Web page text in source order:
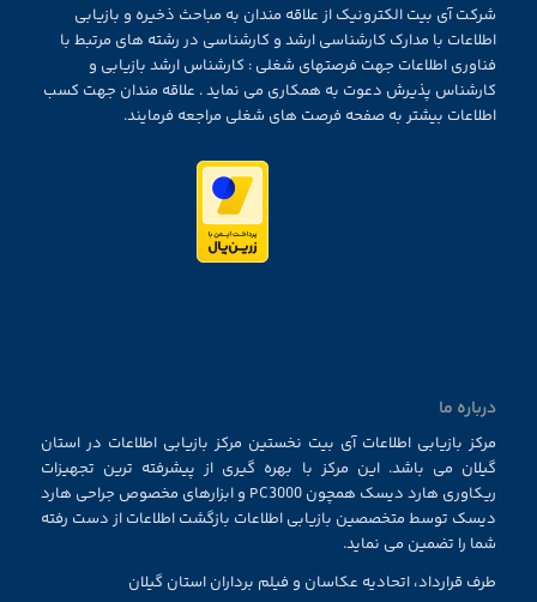
شرکت آی بیت الکترونیک از علاقه مندان به مباحث ذخیره و بازیابی
اطلاعات با مدارک کارشناسی ارشد و کارشناسی در رشته های مرتبط با
فناوری اطلاعات جهت فرصتهای شغلی : کارشناس ارشد بازیابی و
کارشناس پذیرش دعوت به همکاری می نماید . علاقه مندان جهت کسب
اطلاعات بیشتر به صفحه فرصت های شغلی مراجعه فرمایند.
درباره ما
مرکز بازیابی اطلاعات آی بیت نخستین مرکز بازیابی اطلاعات در استان
گیلان می باشد. این مرکز با بهره گیری از پیشرفته ترین تجهیزات
ریکاوری هارد دیسک همچون PC3000 و ابزارهای مخصوص جراحی هارد
دیسک توسط متخصصین بازیابی اطلاعات بازگشت اطلاعات از دست رفته
شما را تضمین می نماید.
طرف قرارداد، اتحادیه عکاسان و فیلم برداران استان گیلان